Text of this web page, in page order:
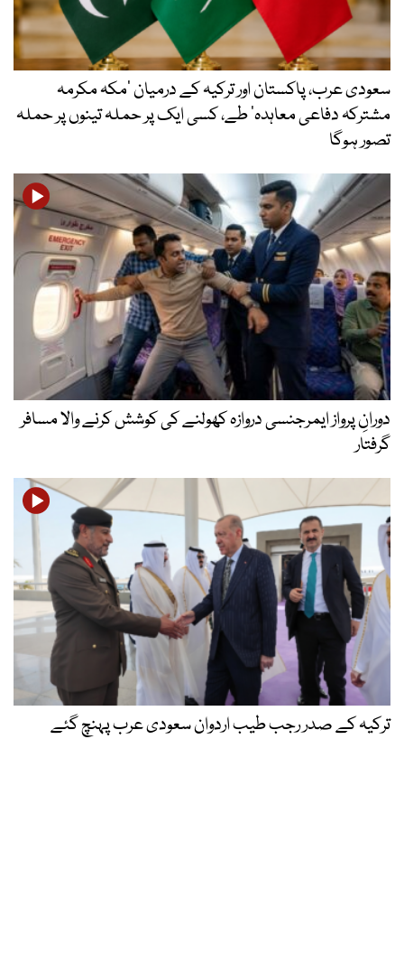
سعودی عرب، پاکستان اور ترکیہ کے درمیان ’مکہ مکرمہ
مشترکہ دفاعی معاہدہ‘ طے، کسی ایک پر حملہ تینوں پر حملہ
تصور ہوگا
دورانِ پرواز ایمرجنسی دروازہ کھولنے کی کوشش کرنے والا مسافر
گرفتار
ترکیہ کے صدر رجب طیب اردوان سعودی عرب پہنچ گئے